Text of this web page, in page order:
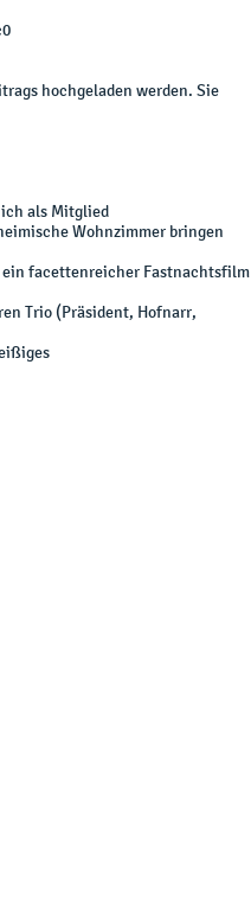
hochgeladen werden. Sie
als Mitglied
Wohnzimmer bringen
facettenreicher Fastnachtsfilm
Trio (Präsident, Hofnarr,